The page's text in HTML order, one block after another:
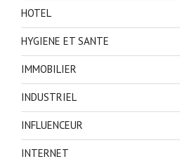
HOTEL
HYGIENE ET SANTE
IMMOBILIER
INDUSTRIEL
INFLUENCEUR
INTERNET